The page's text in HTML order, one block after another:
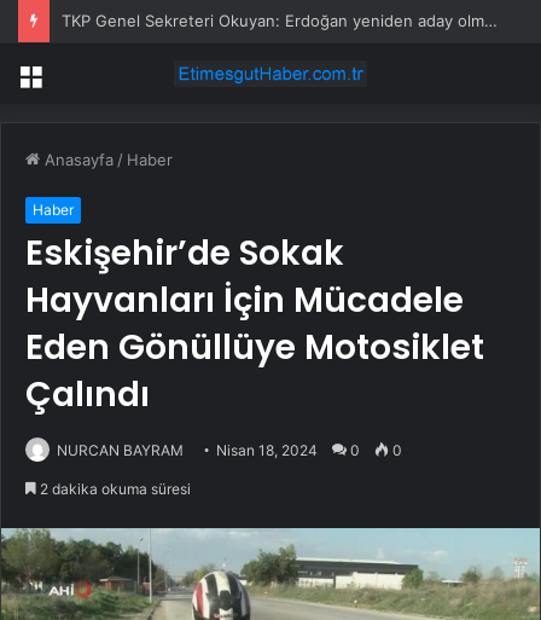
TKP Genel Sekreteri Okuyan: Erdoğan yeniden aday olmayabilir, AKP’de kavga sertleşir
Menü
Anasayfa / Haber
Haber
Eskişehir’de Sokak
Hayvanları İçin Mücadele
Eden Gönüllüye Motosiklet
Çalındı
NURCAN BAYRAM Nisan 18, 2024 0 0
2 dakika okuma süresi